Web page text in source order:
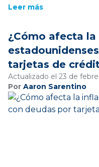
Leer más
¿Cómo afecta
tarjetas de
Actualizado el 23 de
Por Aaron Sarentino